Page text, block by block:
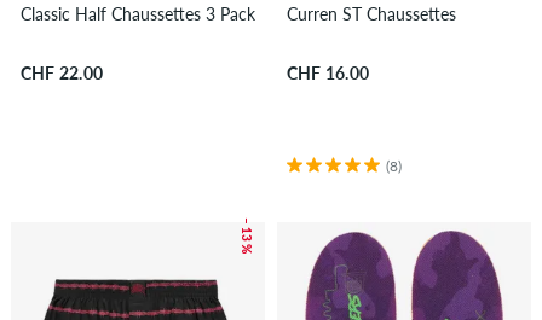
Classic Half Chaussettes 3 Pack
CHF 22.00
Curren ST Chaussettes
CHF 16.00
(8)
– 13 %